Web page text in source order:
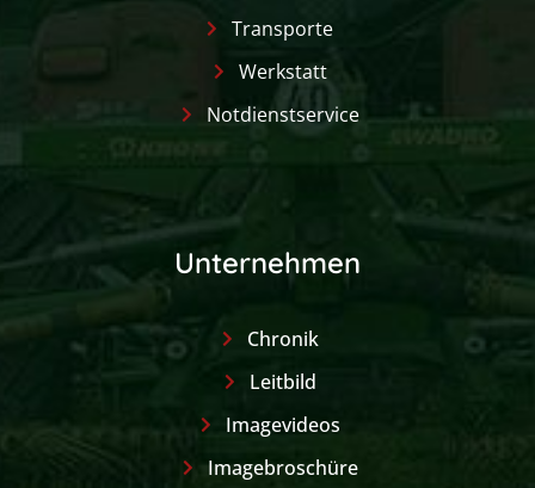
Transporte
Werkstatt
Notdienstservice
Unternehmen
Chronik
Leitbild
Imagevideos
Imagebroschüre